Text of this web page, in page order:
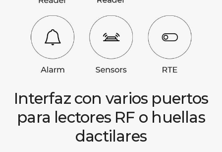
Interfaz con varios puertos
para lectores RF o huellas
dactilares